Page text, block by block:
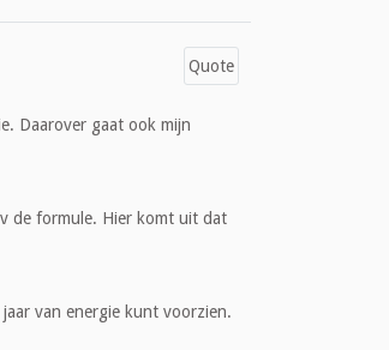
Quote
Daarover gaat ook mijn
de formule. Hier komt uit dat
van energie kunt voorzien.